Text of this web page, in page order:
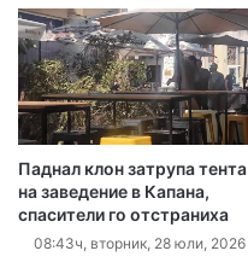
Паднал клон затрупа тента
на заведение в Капана,
спасители го отстраниха
08:43ч, вторник, 28 юли, 2026